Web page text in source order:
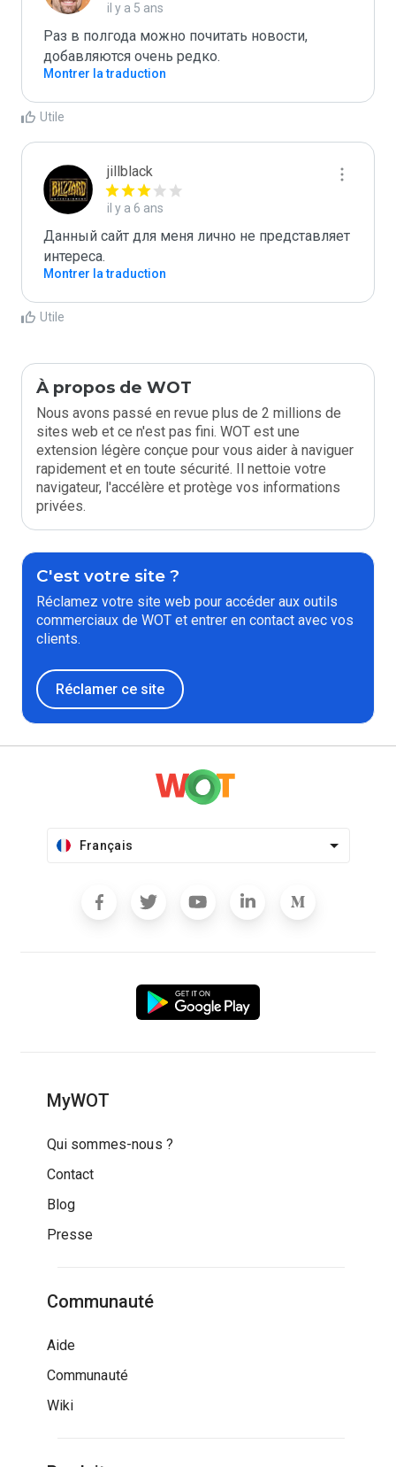
il y a 5 ans
Раз в полгода можно почитать новости,
добавляются очень редко.
Montrer la traduction
Utile
jillblack
il y a 6 ans
Данный сайт для меня лично не представляет
интереса.
Montrer la traduction
Utile
À propos de WOT
Nous avons passé en revue plus de 2 millions de
sites web et ce n'est pas fini. WOT est une
extension légère conçue pour vous aider à naviguer
rapidement et en toute sécurité. Il nettoie votre
navigateur, l'accélère et protège vos informations
privées.
C'est votre site ?
Réclamez votre site web pour accéder aux outils
commerciaux de WOT et entrer en contact avec vos
clients.
Réclamer ce site
Français
MyWOT
Qui sommes-nous ?
Contact
Blog
Presse
Communauté
Aide
Communauté
Wiki